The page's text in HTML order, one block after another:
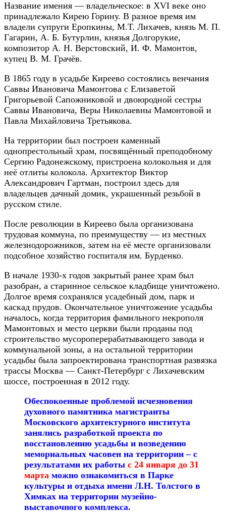
Название имения — владельческое: в XVI веке оно
принадлежало Кирею Горину. В разное время им
владели супруги Еропкины, М.Т. Лихачев, князь М. П.
Гагарин, А. Б. Бутурлин, князья Долгорукие,
композитор А. Н. Верстовский, И. Ф. Мамонтов,
купец В. М. Грачёв.
В 1865 году в усадьбе Киреево состоялись венчания
Саввы Ивановича Мамонтова с Елизаветой
Григорьевой Сапожниковой и двоюродной сестры
Саввы Ивановича, Веры Николаевны Мамонтовой и
Павла Михайловича Третьякова.
На территории был построен каменный
однопрестольный храм, посвящённый преподобному
Сергию Радонежскому, пристроена колокольня и для
неё отлиты колокола. Архитектор Виктор
Александрович Гартман, построил здесь для
владельцев дачный домик, украшенный резьбой в
русском стиле.
После революции в Киреево была организована
трудовая коммуна, по преимуществу — из местных
железнодорожников, затем на её месте организовали
подсобное хозяйство госпиталя им. Бурденко.
В начале 1930-х годов закрытый ранее храм был
разобран, а старинное сельское кладбище уничтожено.
Долгое время сохранялся усадебный дом, парк и
каскад прудов. Окончательное уничтожение усадьбы
началось, когда территория фамильного некрополя
Мамонтовых и место церкви были проданы под
строительство мусороперерабатывающего завода и
коммунальной зоны, а на остальной территории
усадьбы была запроектирована транспортная развязка
трассы Москва — Санкт-Петербург с Лихачевским
шоссе, построенная в 2012 году.
Обеспокоенные проблемой исчезновения
духовного памятника магистранты
Московского архитектурного института
занялись разработкой проекта по
восстановлению усадьбы и возведению
мемориальных часовен на территории – с
результатами их работы с 24 января до 31
марта можно ознакомиться в Парке
культуры и отдыха имени Л.Н. Толстого в
Химках на территории музейно-
выставочного комплекса.